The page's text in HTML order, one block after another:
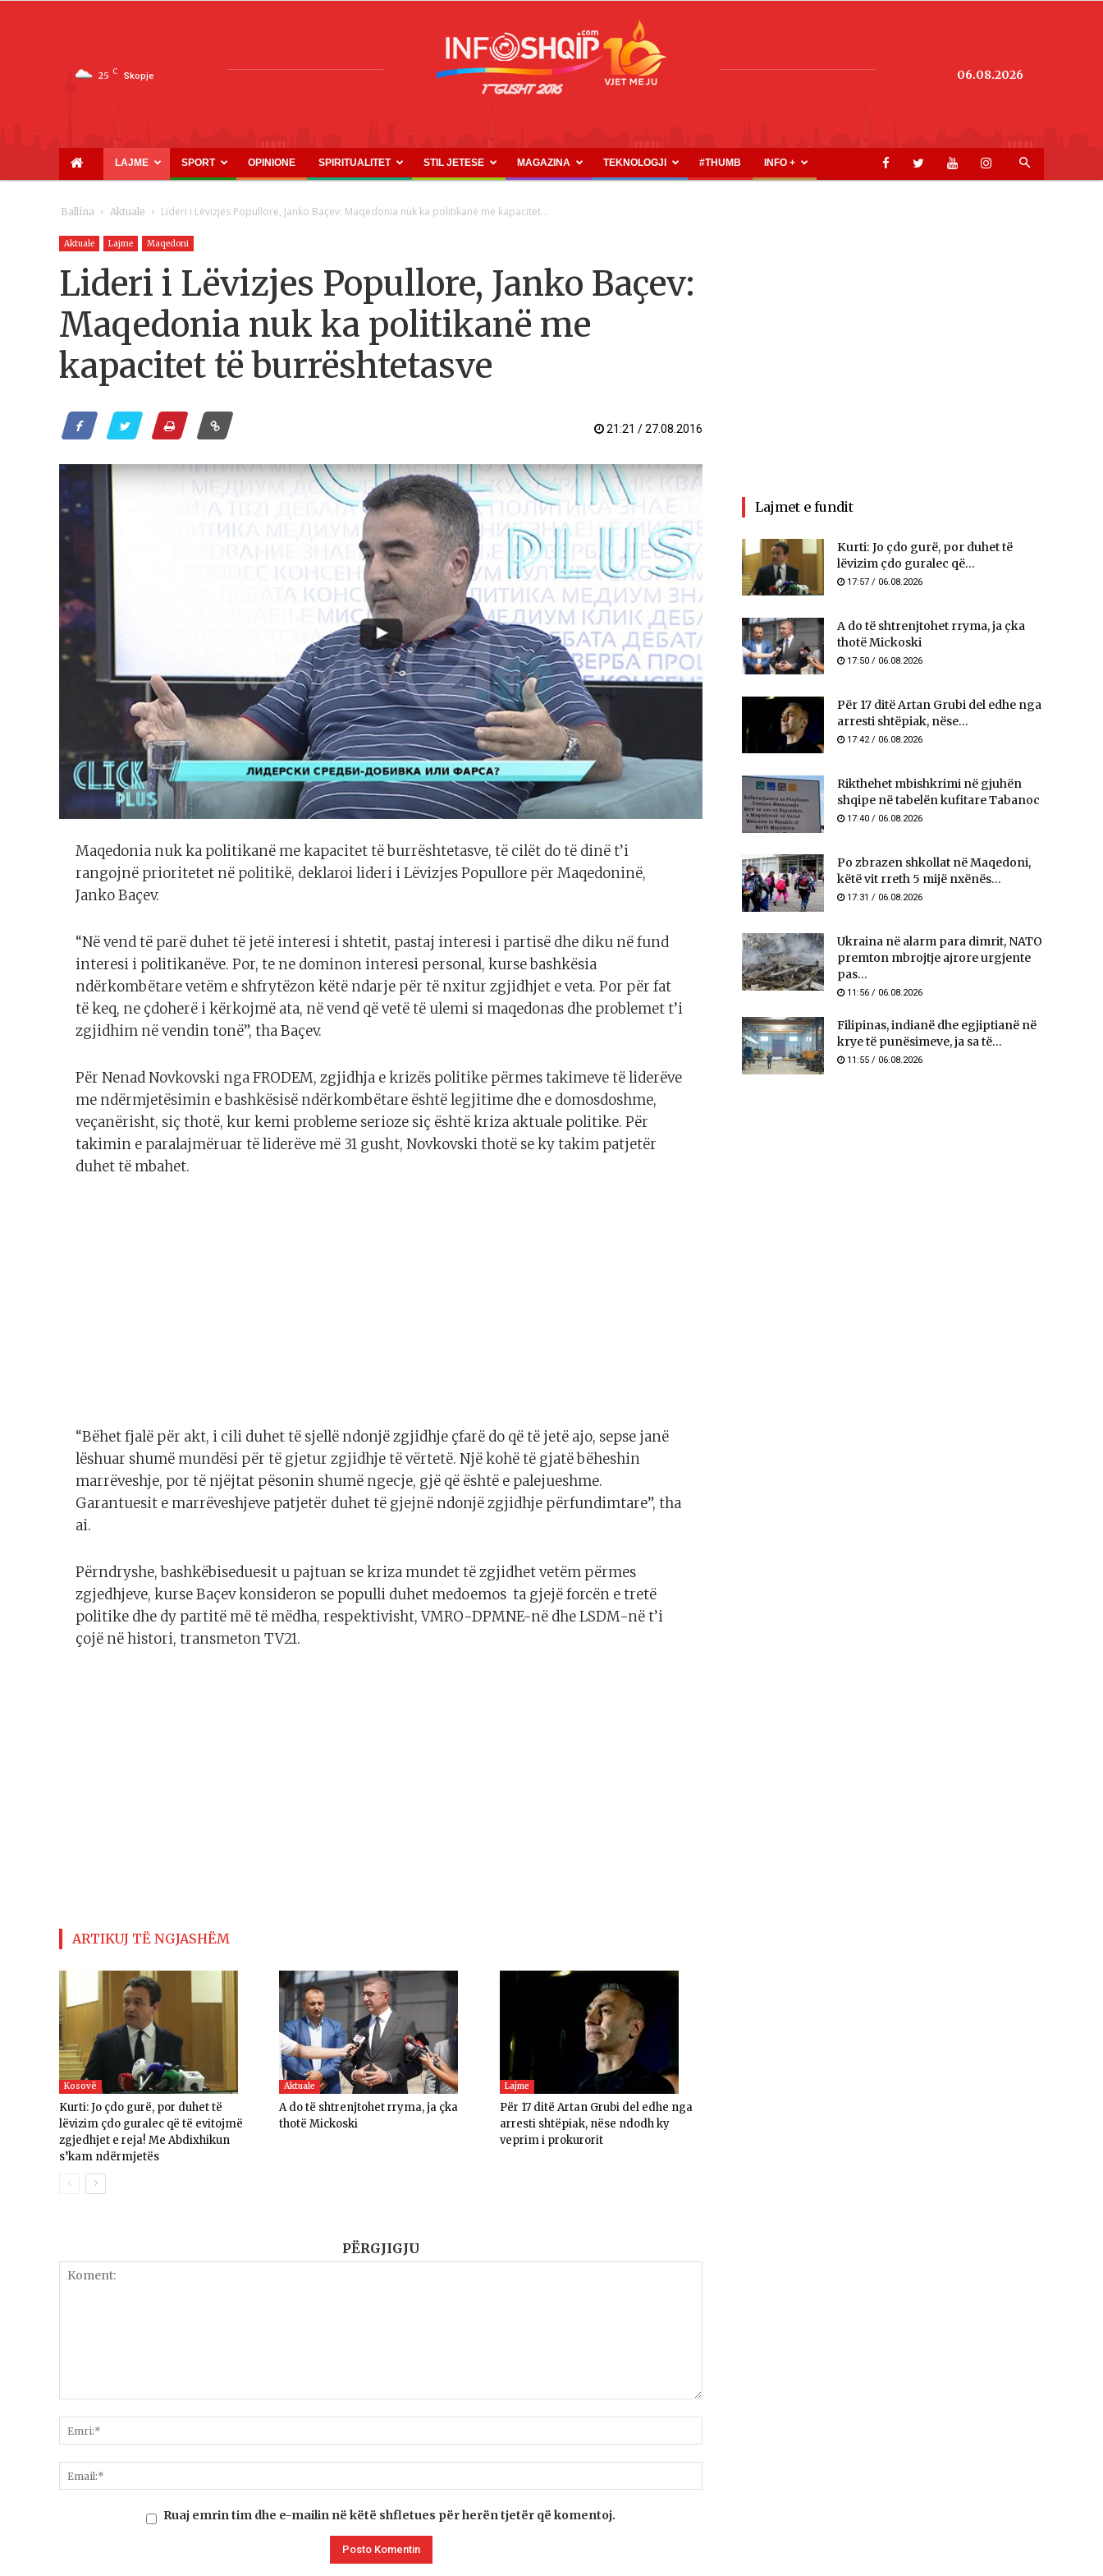
25 C Skopje
INFOSHQIP.COM
06.08.2026
LAJME SPORT OPINIONE SPIRITUALITET STIL JETESE MAGAZINA TEKNOLOGJI #THUMB INFO +
Ballina Aktuale Lideri i Lëvizjes Popullore, Janko Baçev: Maqedonia nuk ka politikanë me kapacitet...
Aktuale Lajme Maqedoni
Lideri i Lëvizjes Popullore, Janko Baçev:
Maqedonia nuk ka politikanë me
kapacitet të burrështetasve
21:21 / 27.08.2016
Maqedonia nuk ka politikanë me kapacitet të burrështetasve, të cilët do të dinë t’i
rangojnë prioritetet në politikë, deklaroi lideri i Lëvizjes Popullore për Maqedoninë,
Janko Baçev.
“Në vend të parë duhet të jetë interesi i shtetit, pastaj interesi i partisë dhe diku në fund
interesi i politikanëve. Por, te ne dominon interesi personal, kurse bashkësia
ndërkombëtare vetëm e shfrytëzon këtë ndarje për të nxitur zgjidhjet e veta. Por për fat
të keq, ne çdoherë i kërkojmë ata, në vend që vetë të ulemi si maqedonas dhe problemet t’i
zgjidhim në vendin tonë”, tha Baçev.
Për Nenad Novkovski nga FRODEM, zgjidhja e krizës politike përmes takimeve të liderëve
me ndërmjetësimin e bashkësisë ndërkombëtare është legjitime dhe e domosdoshme,
veçanërisht, siç thotë, kur kemi probleme serioze siç është kriza aktuale politike. Për
takimin e paralajmëruar të liderëve më 31 gusht, Novkovski thotë se ky takim patjetër
duhet të mbahet.
“Bëhet fjalë për akt, i cili duhet të sjellë ndonjë zgjidhje çfarë do që të jetë ajo, sepse janë
lëshuar shumë mundësi për të gjetur zgjidhje të vërtetë. Një kohë të gjatë bëheshin
marrëveshje, por të njëjtat pësonin shumë ngecje, gjë që është e palejueshme.
Garantuesit e marrëveshjeve patjetër duhet të gjejnë ndonjë zgjidhje përfundimtare”, tha
ai.
Përndryshe, bashkëbiseduesit u pajtuan se kriza mundet të zgjidhet vetëm përmes
zgjedhjeve, kurse Baçev konsideron se populli duhet medoemos ta gjejë forcën e tretë
politike dhe dy partitë më të mëdha, respektivisht, VMRO-DPMNE-në dhe LSDM-në t’i
çojë në histori, transmeton TV21.
ARTIKUJ TË NGJASHËM
Kosovë
Kurti: Jo çdo gurë, por duhet të
lëvizim çdo guralec që të evitojmë
zgjedhjet e reja! Me Abdixhikun
s’kam ndërmjetës
Aktuale
A do të shtrenjtohet rryma, ja çka
thotë Mickoski
Lajme
Për 17 ditë Artan Grubi del edhe nga
arresti shtëpiak, nëse ndodh ky
veprim i prokurorit
PËRGJIGJU
Ruaj emrin tim dhe e-mailin në këtë shfletues për herën tjetër që komentoj.
Lajmet e fundit
Kurti: Jo çdo gurë, por duhet të
lëvizim çdo guralec që...
17:57 / 06.08.2026
A do të shtrenjtohet rryma, ja çka
thotë Mickoski
17:50 / 06.08.2026
Për 17 ditë Artan Grubi del edhe nga
arresti shtëpiak, nëse...
17:42 / 06.08.2026
Rikthehet mbishkrimi në gjuhën
shqipe në tabelën kufitare Tabanoc
17:40 / 06.08.2026
Po zbrazen shkollat në Maqedoni,
këtë vit rreth 5 mijë nxënës...
17:31 / 06.08.2026
Ukraina në alarm para dimrit, NATO
premton mbrojtje ajrore urgjente
pas...
11:56 / 06.08.2026
Filipinas, indianë dhe egjiptianë në
krye të punësimeve, ja sa të...
11:55 / 06.08.2026